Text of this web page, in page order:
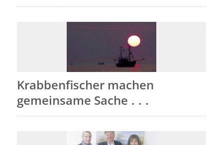
Krabbenfischer machen
gemeinsame Sache . . .